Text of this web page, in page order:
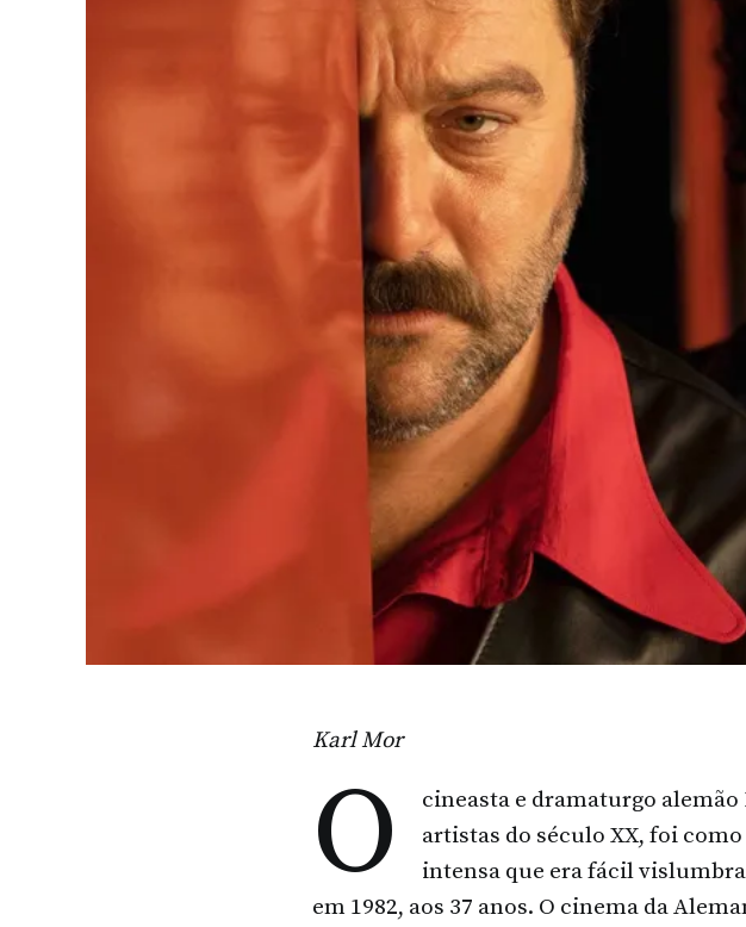
Karl Mor
O
cineasta e dramaturgo
artistas do século XX, foi
intensa que era fácil
em 1982, aos 37 anos. O cinema da